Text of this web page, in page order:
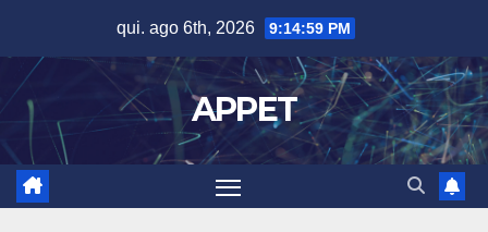
content
qui. ago 6th, 2026 9:15:00 PM
APPET